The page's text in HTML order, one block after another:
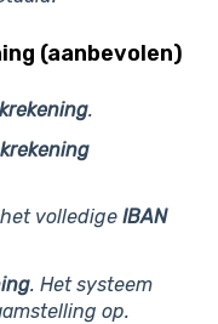
(aanbevolen)
.
volledige IBAN
. Het systeem
op.